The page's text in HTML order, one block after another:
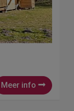
Meer info